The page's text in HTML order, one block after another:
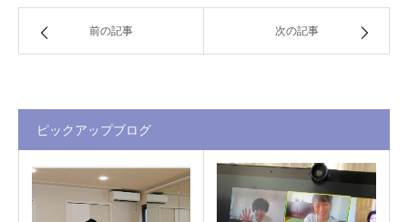
前の記事 次の記事
ピックアップブログ